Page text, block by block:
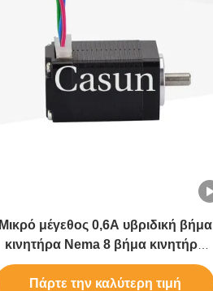
Μικρό μέγεθος 0,6A υβριδική βήμα
κινητήρα Nema 8 βήμα κινητήρα
40mN.M Για μηχανή ομορφιάς
Πάρτε την καλύτερη τιμή